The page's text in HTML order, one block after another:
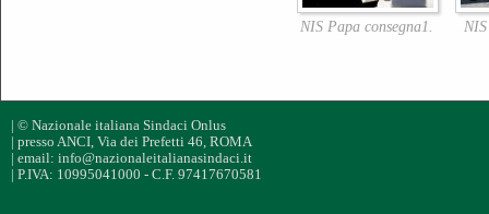
NIS Papa consegna1.
| © Nazionale italiana Sindaci Onlus
| presso ANCI, Via dei Prefetti 46, ROMA
| email: info@nazionaleitalianasindaci.it
| P.IVA: 10995041000 - C.F. 97417670581